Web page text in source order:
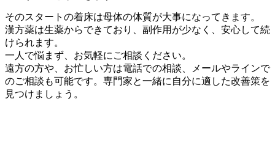
そのスタートの着床は母体の体質が大事になってきます。
漢方薬は生薬からできており、副作用が少なく、安心して続
けられます。
一人で悩まず、お気軽にご相談ください。
遠方の方や、お忙しい方は電話での相談、メールやラインで
のご相談も可能です。専門家と一緒に自分に適した改善策を
見つけましょう。